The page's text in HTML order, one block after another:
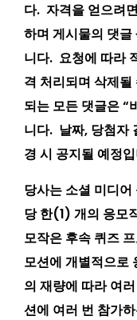
다. 자격을 얻으려
하며 게시물의 댓
니다. 요청에 따라
격 처리되며 삭제
되는 모든 댓글은 “
니다. 날짜, 당첨자
경 시 공지될 예정
당사는 소셜 미디
당 한(1) 개의 응모
모작은 후속 퀴즈
모션에 개별적으로
의 재량에 따라 여
션에 여러 번 참가